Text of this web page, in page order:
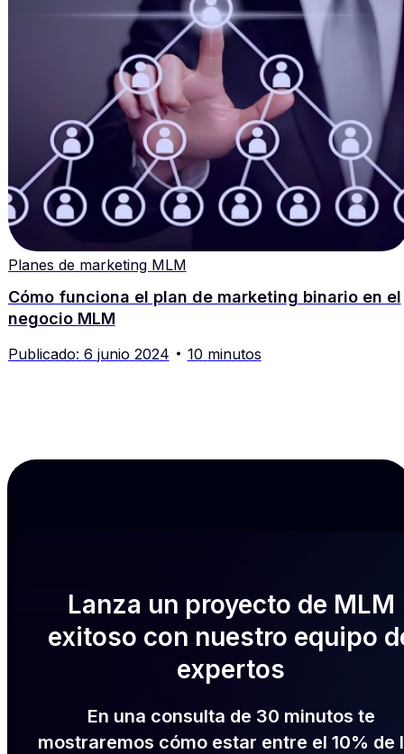
Planes de marketing MLM
Cómo funciona el plan de marketing binario en el
negocio MLM
Publicado: 6 junio 2024 10 minutos
Lanza un proyecto de MLM
exitoso con nuestro equipo
expertos
En una consulta de 30 minutos te
mostraremos cómo estar entre el 10% de